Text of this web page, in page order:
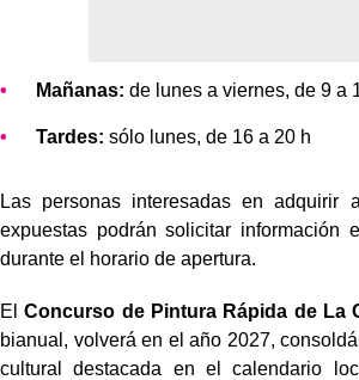
Mañanas: de lunes a viernes, de 9 a
Tardes: sólo lunes, de 16 a 20 h
Las personas interesadas en adquirir
expuestas podrán solicitar información
durante el horario de apertura.
El Concurso de Pintura Rápida de La
bianual, volverá en el año 2027,
cultural destacada en el calendario